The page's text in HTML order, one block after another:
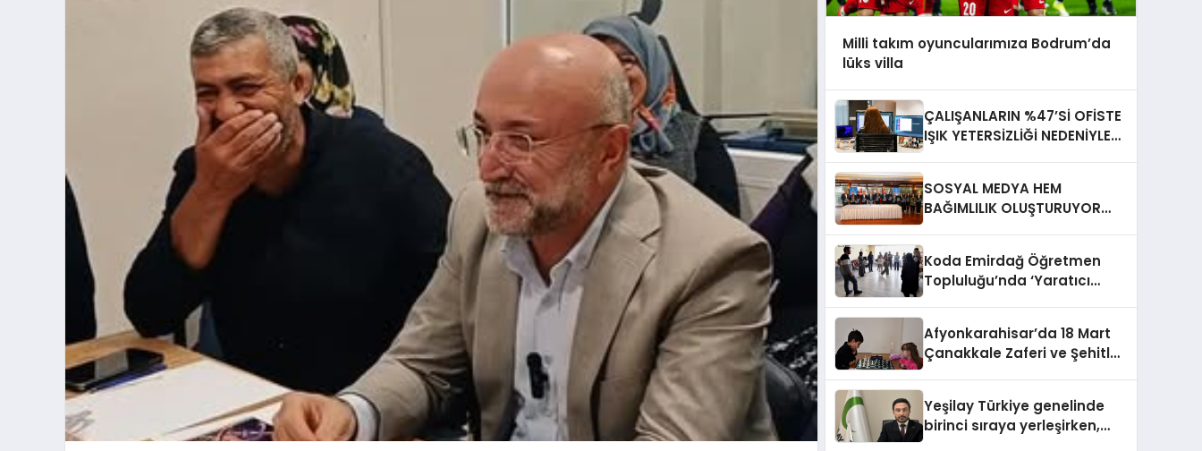
Milli takım oyuncularımıza Bodrum’da
lüks villa
ÇALIŞANLARIN %47’Sİ OFİSTE
IŞIK YETERSİZLİĞİ NEDENİYLE
SOSYAL MEDYA HEM
BAĞIMLILIK OLUŞTURUYOR
Koda Emirdağ Öğretmen
Topluluğu’nda ‘Yaratıcı
Afyonkarahisar’da 18 Mart
Çanakkale Zaferi ve Şehitleri
Yeşilay Türkiye genelinde
birinci sıraya yerleşirken,